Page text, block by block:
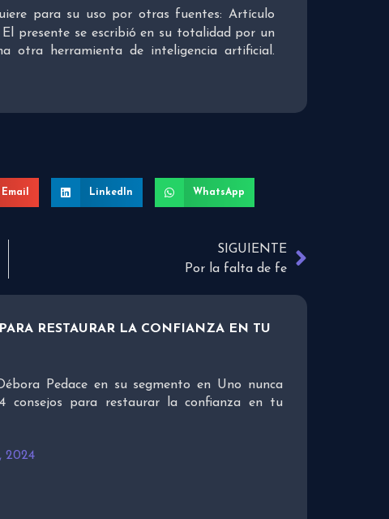
para su uso por otras fuentes: Artículo
El presente se escribió en su totalidad por un
otra herramienta de inteligencia artificial.
Email LinkedIn WhatsApp
SIGUIENTE
Por la falta de fe
RESTAURAR LA CONFIANZA EN TU
Pedace en su segmento en Uno nunca
consejos para restaurar la confianza en tu
2024